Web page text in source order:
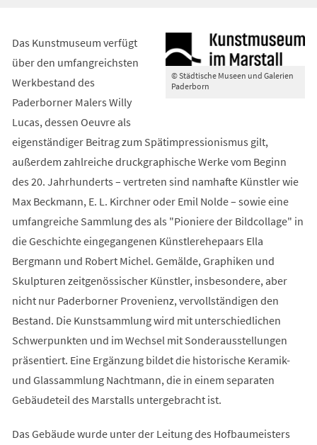
© Städtische Museen und Galerien
Paderborn
Das Kunstmuseum verfügt
über den umfangreichsten
Werkbestand des
Paderborner Malers Willy
Lucas, dessen Oeuvre als
eigenständiger Beitrag zum Spätimpressionismus gilt,
außerdem zahlreiche druckgraphische Werke vom Beginn
des 20. Jahrhunderts – vertreten sind namhafte Künstler wie
Max Beckmann, E. L. Kirchner oder Emil Nolde – sowie eine
umfangreiche Sammlung des als "Pioniere der Bildcollage" in
die Geschichte eingegangenen Künstlerehepaars Ella
Bergmann und Robert Michel. Gemälde, Graphiken und
Skulpturen zeitgenössischer Künstler, insbesondere, aber
nicht nur Paderborner Provenienz, vervollständigen den
Bestand. Die Kunstsammlung wird mit unterschiedlichen
Schwerpunkten und im Wechsel mit Sonderausstellungen
präsentiert. Eine Ergänzung bildet die historische Keramik-
und Glassammlung Nachtmann, die in einem separaten
Gebäudeteil des Marstalls untergebracht ist.
Das Gebäude wurde unter der Leitung des Hofbaumeisters